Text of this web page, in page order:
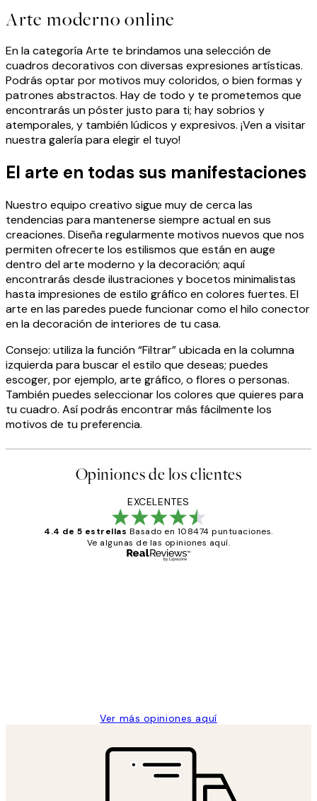
Arte moderno online
En la categoría Arte te brindamos una selección de
cuadros decorativos con diversas expresiones artísticas.
Podrás optar por motivos muy coloridos, o bien formas y
patrones abstractos. Hay de todo y te prometemos que
encontrarás un póster justo para ti; hay sobrios y
atemporales, y también lúdicos y expresivos. ¡Ven a visitar
nuestra galería para elegir el tuyo!
El arte en todas sus manifestaciones
Nuestro equipo creativo sigue muy de cerca las
tendencias para mantenerse siempre actual en sus
creaciones. Diseña regularmente motivos nuevos que nos
permiten ofrecerte los estilismos que están en auge
dentro del arte moderno y la decoración; aquí
encontrarás desde ilustraciones y bocetos minimalistas
hasta impresiones de estilo gráfico en colores fuertes. El
arte en las paredes puede funcionar como el hilo conector
en la decoración de interiores de tu casa.
Consejo: utiliza la función “Filtrar” ubicada en la columna
izquierda para buscar el estilo que deseas; puedes
escoger, por ejemplo, arte gráfico, o flores o personas.
También puedes seleccionar los colores que quieres para
tu cuadro. Así podrás encontrar más fácilmente los
motivos de tu preferencia.
Opiniones de los clientes
EXCELENTES
4.4 de 5 estrellas Basado en 108474 puntuaciones.
Ve algunas de las opiniones aquí.
Ver más opiniones aquí